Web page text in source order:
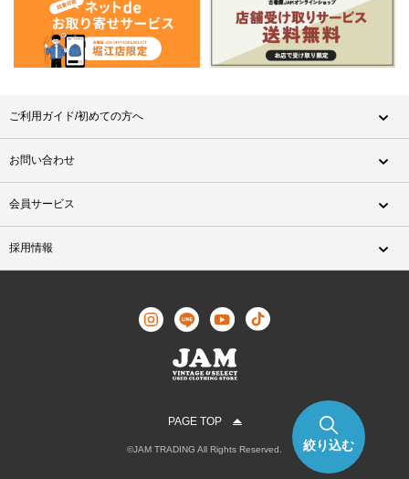
絞り込む
ご利用ガイド/初めての方へ
お問い合わせ
会員サービス
採用情報
PAGE TOP
©JAM TRADING All Rights Reserved.